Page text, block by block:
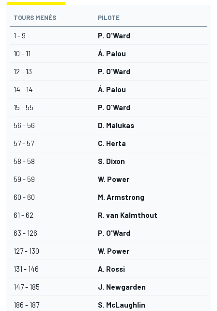
TOURS MENÉS PILOTE
1 - 9 P. O'Ward
10 - 11 Á. Palou
12 - 13 P. O'Ward
14 - 14 Á. Palou
15 - 55 P. O'Ward
56 - 56 D. Malukas
57 - 57 C. Herta
58 - 58 S. Dixon
59 - 59 W. Power
60 - 60 M. Armstrong
61 - 62 R. van Kalmthout
63 - 126 P. O'Ward
127 - 130 W. Power
131 - 146 A. Rossi
147 - 185 J. Newgarden
186 - 187 S. McLaughlin